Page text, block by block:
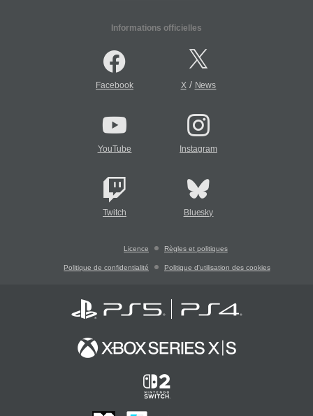
Informations officielles
Facebook X/ News
YouTube Instagram
Twitch Bluesky
Licence Règles et politiques
Politique de confidentialité Politique d'utilisation des cookies